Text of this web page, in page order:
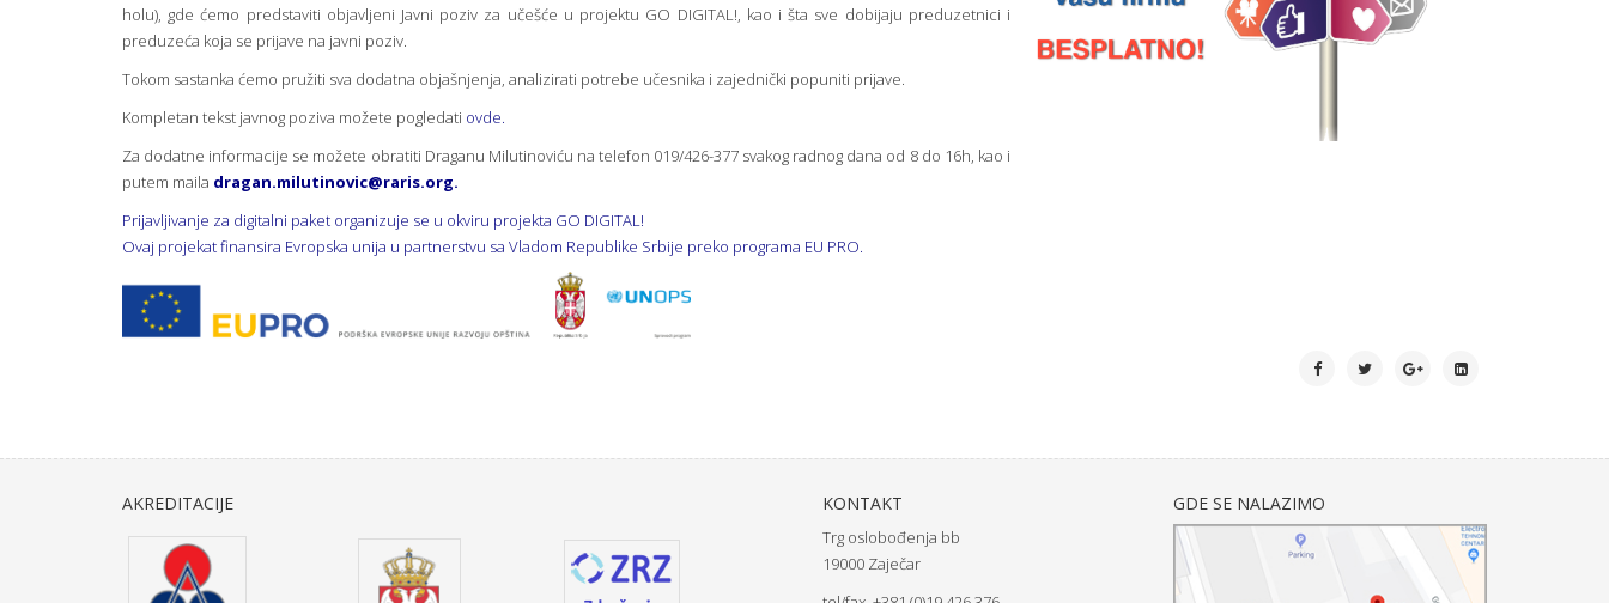
holu), gde ćemo predstaviti objavljeni Javni poziv za učešće u projektu GO DIGITAL!, kao i šta sve dobijaju preduzetnici i
preduzeća koja se prijave na javni poziv.
Tokom sastanka ćemo pružiti sva dodatna objašnjenja, analizirati potrebe učesnika i zajednički popuniti prijave.
Kompletan tekst javnog poziva možete pogledati ovde.
Za dodatne informacije se možete obratiti Draganu Milutinoviću na telefon 019/426-377 svakog radnog dana od 8 do 16h, kao i
putem maila dragan.milutinovic@raris.org.
Prijavljivanje za digitalni paket organizuje se u okviru projekta GO DIGITAL!
Ovaj projekat finansira Evropska unija u partnerstvu sa Vladom Republike Srbije preko programa EU PRO.
AKREDITACIJE KONTAKT
Trg oslobođenja bb
19000 Zaječar
GDE SE NALAZIMO